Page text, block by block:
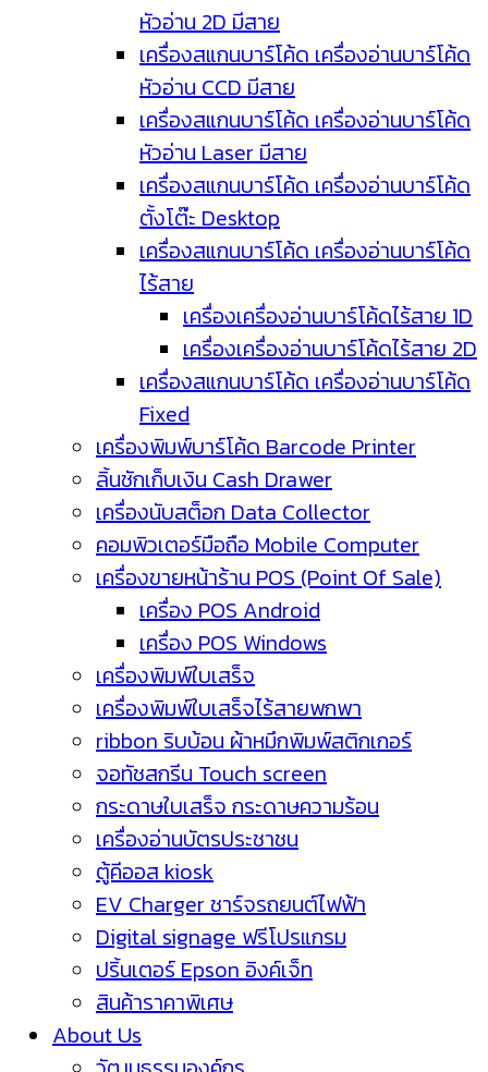
หัวอ่าน 2D มีสาย
เครื่องสแกนบาร์โค้ด เครื่องอ่านบาร์โค้ด
หัวอ่าน CCD มีสาย
เครื่องสแกนบาร์โค้ด เครื่องอ่านบาร์โค้ด
หัวอ่าน Laser มีสาย
เครื่องสแกนบาร์โค้ด เครื่องอ่านบาร์โค้ด
ตั้งโต๊ะ Desktop
เครื่องสแกนบาร์โค้ด เครื่องอ่านบาร์โค้ด
ไร้สาย
เครื่องเครื่องอ่านบาร์โค้ดไร้สาย 1D
เครื่องเครื่องอ่านบาร์โค้ดไร้สาย 2D
เครื่องสแกนบาร์โค้ด เครื่องอ่านบาร์โค้ด
Fixed
เครื่องพิมพ์บาร์โค้ด Barcode Printer
ลิ้นชักเก็บเงิน Cash Drawer
เครื่องนับสต็อก Data Collector
คอมพิวเตอร์มือถือ Mobile Computer
เครื่องขายหน้าร้าน POS (Point Of Sale)
เครื่อง POS Android
เครื่อง POS Windows
เครื่องพิมพ์ใบเสร็จ
เครื่องพิมพ์ใบเสร็จไร้สายพกพา
ribbon ริบบ้อน ผ้าหมึกพิมพ์สติกเกอร์
จอทัชสกรีน Touch screen
กระดาษใบเสร็จ กระดาษความร้อน
เครื่องอ่านบัตรประชาชน
ตู้คีออส kiosk
EV Charger ชาร์จรถยนต์ไฟฟ้า
Digital signage ฟรีโปรแกรม
ปริ้นเตอร์ Epson อิงค์เจ็ท
สินค้าราคาพิเศษ
About Us